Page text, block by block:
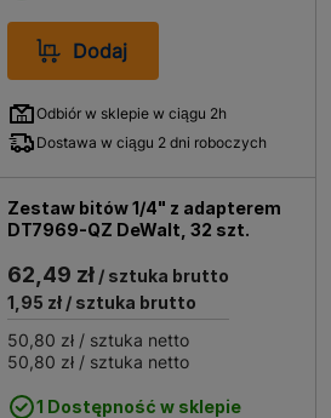
Dodaj
Odbiór w sklepie w ciągu 2h
Dostawa w ciągu 2 dni roboczych
Zestaw bitów 1/4" z adapterem
DT7969-QZ DeWalt, 32 szt.
62,49 zł / sztuka brutto
1,95 zł / sztuka brutto
50,80 zł / sztuka netto
50,80 zł / sztuka netto
1 Dostępność w sklepie